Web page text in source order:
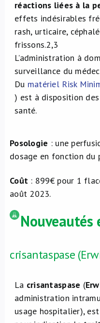
réactions liées à la
effets indésirables
rash, urticaire,
frissons.2,3
L’administration à
surveillance du
Du matériel Risk
) est à disposition
santé.
Posologie : une
dosage en fonction du
Coût : 899€ pour 1
août 2023.
Nouveautés
crisantaspase
La crisantaspase (
administration
usage hospitalier),